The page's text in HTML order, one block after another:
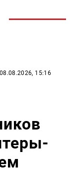
08.08.2026, 15:16